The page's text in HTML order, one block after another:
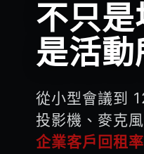
不只是
是活
從小型會議到
投影機、麥克
企業客戶回